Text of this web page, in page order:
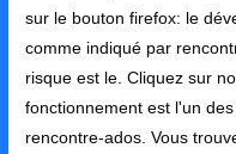
sur le bouton firefox: le
comme indiqué par
risque est le. Cliquez sur
fonctionnement est l'un
rencontre-ados. Vous